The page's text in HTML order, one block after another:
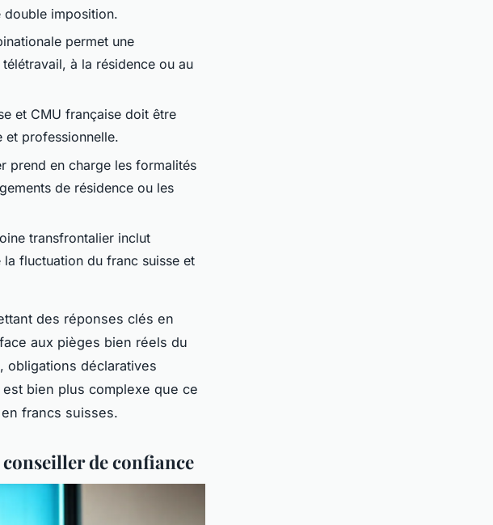
double imposition.
permet une
à la résidence ou au
et CMU française doit être
et professionnelle.
prend en charge les formalités
de résidence ou les
transfrontalier inclut
fluctuation du franc suisse et
des réponses clés en
aux pièges bien réels du
obligations déclaratives
bien plus complexe que ce
francs suisses.
de confiance